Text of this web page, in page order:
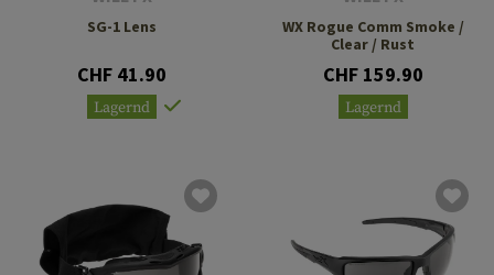
SG-1 Lens
CHF 41.90
Lagernd
WX Rogue Comm Smoke /
Clear / Rust
CHF 159.90
Lagernd